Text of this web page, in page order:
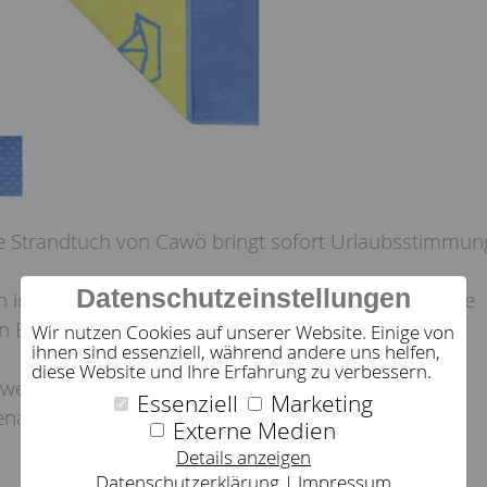
Datenschutzeinstellungen
Wir nutzen Cookies auf unserer Website. Einige von
ihnen sind essenziell, während andere uns helfen,
diese Website und Ihre Erfahrung zu verbessern.
Essenziell
Marketing
Externe Medien
Details anzeigen
Strandtuch von Cawö bringt sofort
in einem leuchtendem Gelb mit blauen Booten, die
Blau mit gelben Booten.
Velour-Frottee, ist dieses Tuch ideal zum
bequem zum Draufliegen und Sonnen.